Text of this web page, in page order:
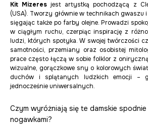
Kit Mizeres jest artystką pochodzącą z
(USA). Tworzy głównie w technikach gwaszu
sięgając także po farby olejne. Prowadzi
w ciągłym ruchu, czerpiąc inspirację z
ludzi, których spotyka. W swojej twórczości
samotności, przemiany oraz osobistej
prace często łączą w sobie folklor z
wizualne, gorączkowe sny o kolorowych
duchów i splątanych ludzkich emocji –
jednocześnie uniwersalnych.
Czym wyróżniają się te damskie spodnie
nogawkami?